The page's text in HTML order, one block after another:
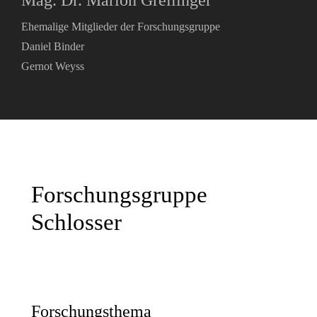
Ehemalige Mitglieder der Forschungsgruppe
Daniel Binder
Gernot Weyss
Forschungsgruppe
Schlosser
Forschungsthema